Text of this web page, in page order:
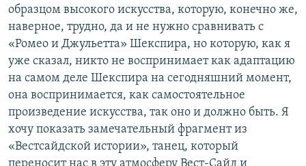
образцом высокого искусства, которую, конечно же,
наверное, трудно, да и не нужно сравнивать с
«Ромео и Джульетта» Шекспира, но которую, как я
уже сказал, никто не воспринимает как адаптацию
на самом деле Шекспира на сегодняшний момент,
она воспринимается, как самостоятельное
произведение искусства, так оно и должно быть. Я
хочу показать замечательный фрагмент из
«Вестсайдской истории», танец, который